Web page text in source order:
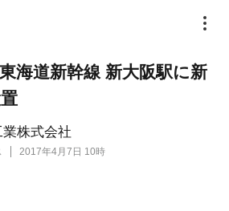
株式会社
2017年4月7日 10時
海道新幹線 新大阪駅に新